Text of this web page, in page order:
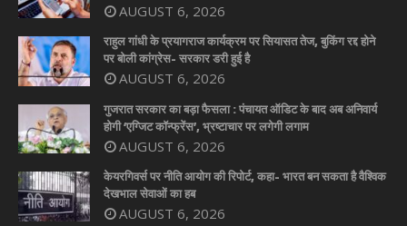
AUGUST 6, 2026
राहुल गांधी के प्रयागराज कार्यक्रम पर सियासत तेज, बुकिंग रद्द होने
पर बोली कांग्रेस- सरकार डरी हुई है
AUGUST 6, 2026
गुजरात सरकार का बड़ा फैसला : पंचायत ऑडिट के बाद अब अनिवार्य
होगी ‘एग्जिट कॉन्फ्रेंस’, भ्रष्टाचार पर लगेगी लगाम
AUGUST 6, 2026
केयरगिवर्स पर नीति आयोग की रिपोर्ट, कहा- भारत बन सकता है वैश्विक
देखभाल सेवाओं का हब
AUGUST 6, 2026